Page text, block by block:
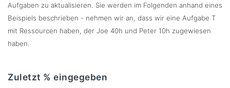
Aufgaben zu aktualisieren. Sie werden im Folgenden anhand eines
Beispiels beschrieben - nehmen wir an, dass wir eine Aufgabe T
mit Ressourcen haben, der Joe 40h und Peter 10h zugewiesen
haben.
Zuletzt % eingegeben